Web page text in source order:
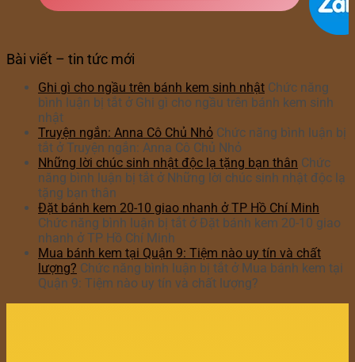
Bài viết – tin tức mới
Ghi gì cho ngầu trên bánh kem sinh nhật Chức năng
bình luận bị tắt ở Ghi gì cho ngầu trên bánh kem sinh
nhật
Truyện ngắn: Anna Cô Chủ Nhỏ Chức năng bình luận bị
tắt ở Truyện ngắn: Anna Cô Chủ Nhỏ
Những lời chúc sinh nhật độc lạ tặng bạn thân Chức
năng bình luận bị tắt ở Những lời chúc sinh nhật độc lạ
tặng bạn thân
Đặt bánh kem 20-10 giao nhanh ở TP Hồ Chí Minh
Chức năng bình luận bị tắt ở Đặt bánh kem 20-10 giao
nhanh ở TP Hồ Chí Minh
Mua bánh kem tại Quận 9: Tiệm nào uy tín và chất
lượng? Chức năng bình luận bị tắt ở Mua bánh kem tại
Quận 9: Tiệm nào uy tín và chất lượng?